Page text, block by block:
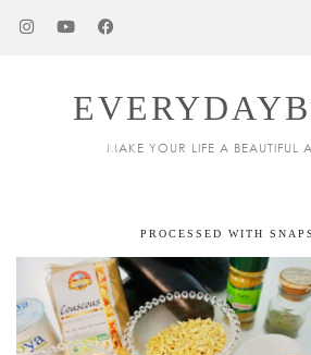
MAKE YOUR LIFE A BEAUTIFUL
PROCESSED WITH